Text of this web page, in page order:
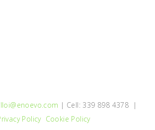
| Cell: 339 898 4378 |
Policy Cookie Policy